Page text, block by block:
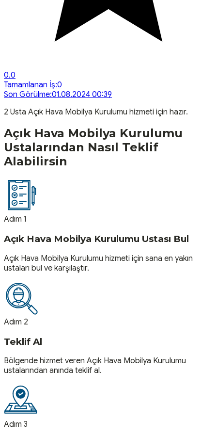
0.0
Tamamlanan İş:0
Son Görülme:01.08.2024 00:39
2 Usta Açık Hava Mobilya Kurulumu hizmeti için hazır.
Açık Hava Mobilya Kurulumu
Ustalarından Nasıl Teklif
Alabilirsin
Adım 1
Açık Hava Mobilya Kurulumu Ustası Bul
Açık Hava Mobilya Kurulumu hizmeti için sana en yakın
ustaları bul ve karşılaştır.
Adım 2
Teklif Al
Bölgende hizmet veren Açık Hava Mobilya Kurulumu
ustalarından anında teklif al.
Adım 3